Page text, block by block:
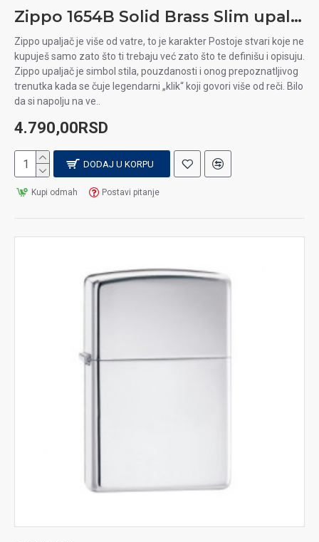
Zippo 1654B Solid Brass Slim upaljač
Zippo upaljač je više od vatre, to je karakter Postoje stvari koje ne
kupuješ samo zato što ti trebaju već zato što te definišu i opisuju.
Zippo upaljač je simbol stila, pouzdanosti i onog prepoznatljivog
trenutka kada se čuje legendarni „klik“ koji govori više od reči. Bilo
da si napolju na ve..
4.790,00RSD
DODAJ U KORPU
Kupi odmah Postavi pitanje